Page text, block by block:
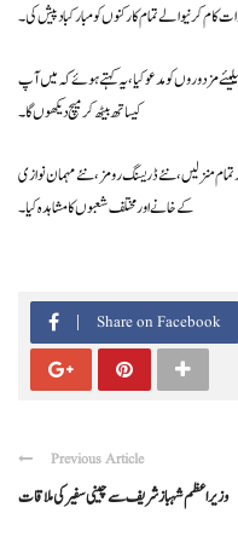
کام کرنیوالے تمام کارکنوں کو مبارکباد پیش کی۔
دیکھنے کیلیئے مزدوروں کو مدعو کیا ، یہ کہتے ہوئے کہ میں آپ
کیساتھ بیٹھ کر میچ دیکھوں گا۔
منزلیں ، نئے ڈریسنگ رومز ، نئے مہمان نوازی
کے خانے اور مختلف شعبوں کا مشاہدہ کیا۔
Share on Facebook
Previous Article
وزیراعظم شہبازشریف سےچینی سفیر کی ملاقات